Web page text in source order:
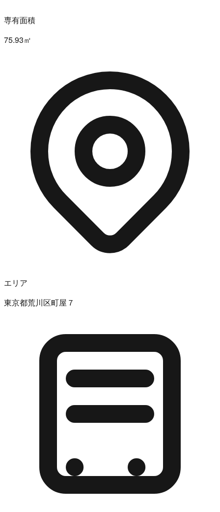
専有面積
75.93㎡
エリア
東京都荒川区町屋７